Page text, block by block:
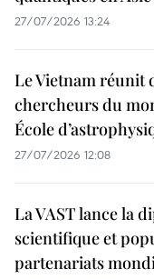
27/07/2026 13:24
Le Vietnam réunit
chercheurs du
École
27/07/2026 12:08
La VAST lance la
scientifique et
partenariats